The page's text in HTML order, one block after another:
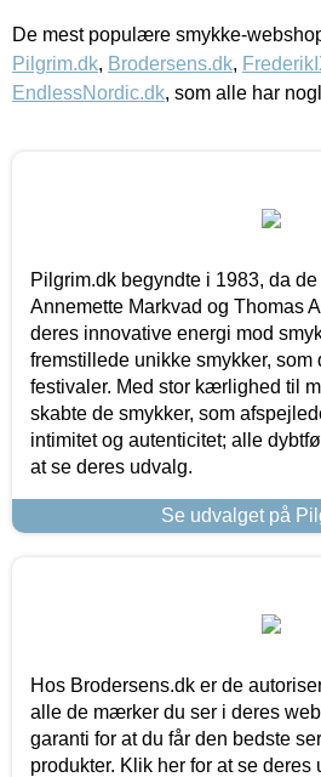
De mest populære smykke-
Pilgrim.dk, Brodersens.dk,
EndlessNordic.dk, som alle har
Pilgrim.dk begyndte i 1983, da
Annemette Markvad og Thomas
deres innovative energi mod
fremstillede unikke smykker,
festivaler. Med stor kærlighed til
skabte de smykker, som
intimitet og autenticitet; alle
at se deres udvalg.
Se udvalget på
Hos Brodersens.dk er de
alle de mærker du ser i deres
garanti for at du får den bedste
produkter. Klik her for at se deres